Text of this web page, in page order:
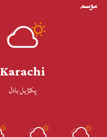
موسم
Karachi
پکڙيل بادل